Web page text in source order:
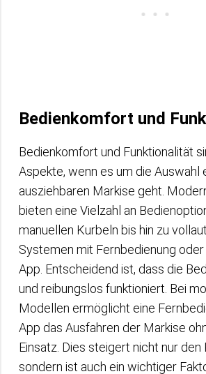
Bedienkomfort und
Bedienkomfort und Funktionalität
Aspekte, wenn es um die Auswahl
ausziehbaren Markise geht.
bieten eine Vielzahl an
manuellen Kurbeln bis hin zu
Systemen mit Fernbedienung
App. Entscheidend ist, dass die
und reibungslos funktioniert. Bei
Modellen ermöglicht eine
App das Ausfahren der Markise
Einsatz. Dies steigert nicht nur den
sondern ist auch ein wichtiger